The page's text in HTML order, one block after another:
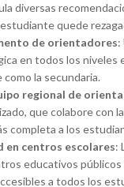
diversas
quede
de orientadores:
en todos los niveles
la secundaria.
regional de
que colabore con
completa a los
en centros escolares:
educativos
a todos los